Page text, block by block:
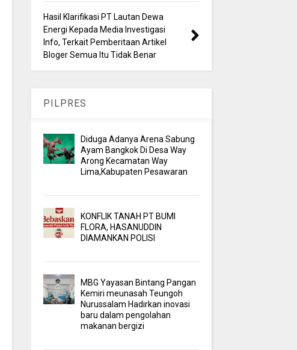
Hasil Klarifikasi PT Lautan Dewa
Energi Kepada Media Investigasi
Info, Terkait Pemberitaan Artikel
Bloger Semua Itu Tidak Benar
PILPRES
Diduga Adanya Arena Sabung
Ayam Bangkok Di Desa Way
Arong Kecamatan Way
Lima,Kabupaten Pesawaran
KONFLIK TANAH PT BUMI
FLORA, HASANUDDIN
DIAMANKAN POLISI
MBG Yayasan Bintang Pangan
Kemiri meunasah Teungoh
Nurussalam Hadirkan inovasi
baru dalam pengolahan
makanan bergizi